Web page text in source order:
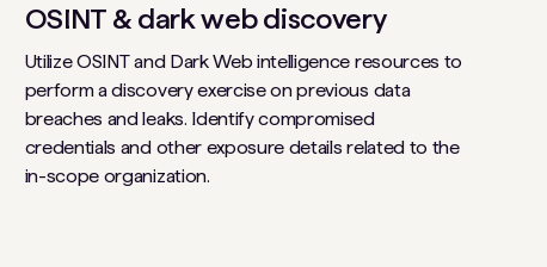
OSINT & dark web discovery
Utilize OSINT and Dark Web intelligence resources to
perform a discovery exercise on previous data
breaches and leaks. Identify compromised
credentials and other exposure details related to the
in-scope organization.